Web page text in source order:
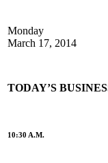
Monday
March 17, 2014
TODAY’S
10:30 A.M.